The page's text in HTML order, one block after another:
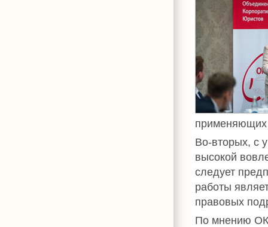
применяющих
Во-вторых, с
высокой
следует
работы
правовых
По мнению